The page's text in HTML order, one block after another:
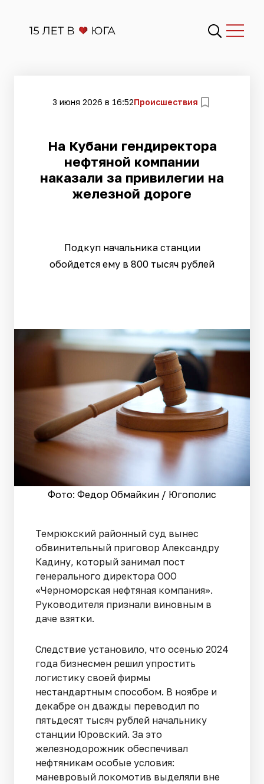
3 июня 2026 в 16:52Происшествия
На Кубани гендиректора
нефтяной компании
наказали за привилегии на
железной дороге
Подкуп начальника станции
обойдется ему в 800 тысяч рублей
Фото: Федор Обмайкин / Югополис
Темрюкский районный суд вынес
обвинительный приговор Александру
Кадину, который занимал пост
генерального директора ООО
«Черноморская нефтяная компания».
Руководителя признали виновным в
даче взятки.
Следствие установило, что осенью 2024
года бизнесмен решил упростить
логистику своей фирмы
нестандартным способом. В ноябре и
декабре он дважды переводил по
пятьдесят тысяч рублей начальнику
станции Юровский. За это
железнодорожник обеспечивал
нефтяникам особые условия:
маневровый локомотив выделяли вне